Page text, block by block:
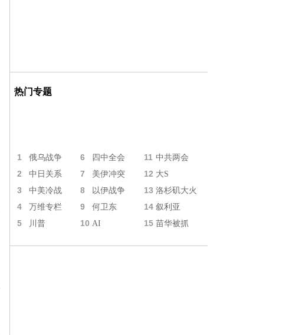
热门专题
1 俄乌战争 6 四中全会 11 中共两会
2 中日关系 7 美伊冲突 12 大S
3 中美冷战 8 以伊战争 13 洛杉矶大火
4 万维专栏 9 何卫东 14 叙利亚
5 川普 10 AI 15 苗华被抓